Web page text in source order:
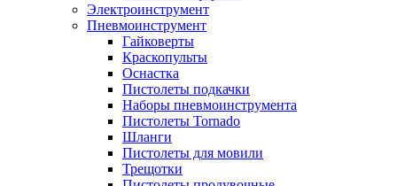
Электроинструмент
Пневмоинструмент
Гайковерты
Краскопульты
Оснастка
Пистолеты подкачки
Наборы пневмоинструмента
Пистолеты Tornado
Шланги
Пистолеты для мовили
Трещотки